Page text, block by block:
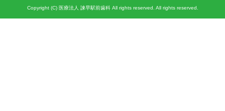
Copyright (C) 医療法人 諫早駅前歯科 All rights reserved. All rights reserved.